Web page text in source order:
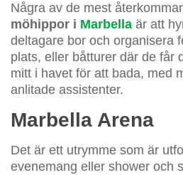
Några av de mest
möhippor i Marbella är att
deltagare bor och organisera
plats, eller båtturer där de får
mitt i havet för att bada, med
anlitade assistenter.
Marbella Arena
Det är ett utrymme som är
evenemang eller shower och